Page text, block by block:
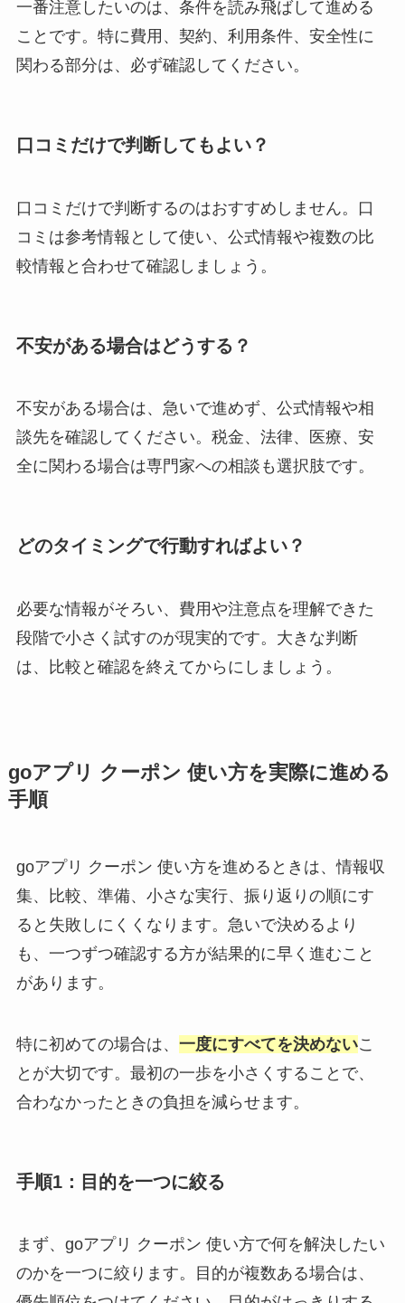
一番注意したいのは、条件を読み飛ばして進める
ことです。特に費用、契約、利用条件、安全性に
関わる部分は、必ず確認してください。
口コミだけで判断してもよい？
口コミだけで判断するのはおすすめしません。口
コミは参考情報として使い、公式情報や複数の比
較情報と合わせて確認しましょう。
不安がある場合はどうする？
不安がある場合は、急いで進めず、公式情報や相
談先を確認してください。税金、法律、医療、安
全に関わる場合は専門家への相談も選択肢です。
どのタイミングで行動すればよい？
必要な情報がそろい、費用や注意点を理解できた
段階で小さく試すのが現実的です。大きな判断
は、比較と確認を終えてからにしましょう。
goアプリ クーポン 使い方を実際に進める
手順
goアプリ クーポン 使い方を進めるときは、情報収
集、比較、準備、小さな実行、振り返りの順にす
ると失敗しにくくなります。急いで決めるより
も、一つずつ確認する方が結果的に早く進むこと
があります。
特に初めての場合は、 一度にすべてを決めないこ
とが大切です。最初の一歩を小さくすることで、
合わなかったときの負担を減らせます。
手順1：目的を一つに絞る
まず、goアプリ クーポン 使い方で何を解決したい
のかを一つに絞ります。目的が複数ある場合は、